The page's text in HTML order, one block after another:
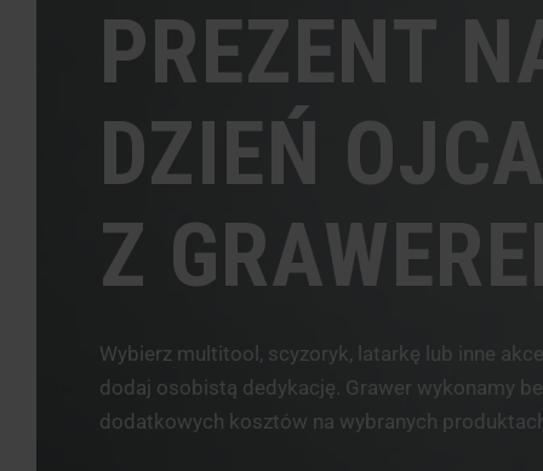
PREZENT
DZIEŃ OJCA
Z
Wybierz multitool, scyzoryk, latarkę lub inne
dodaj osobistą dedykację. Grawer wykonamy
dodatkowych kosztów na wybranych